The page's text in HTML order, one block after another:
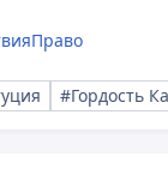
Право
#Гордость